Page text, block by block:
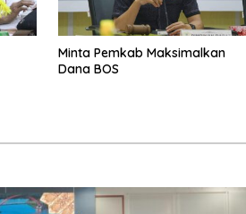
Minta Pemkab Maksimalkan
Dana BOS